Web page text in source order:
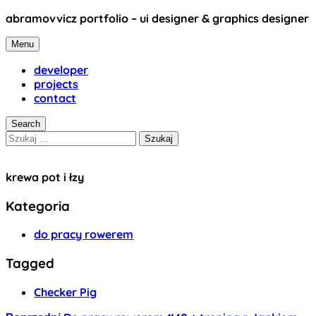
Skip
content
abramovvicz
abramovvicz portfolio – ui designer & graphics designer
Menu
developer
projects
contact
Search
Szukaj:
krewa pot i łzy
Kategoria
do pracy rowerem
Tagged
Checker Pig